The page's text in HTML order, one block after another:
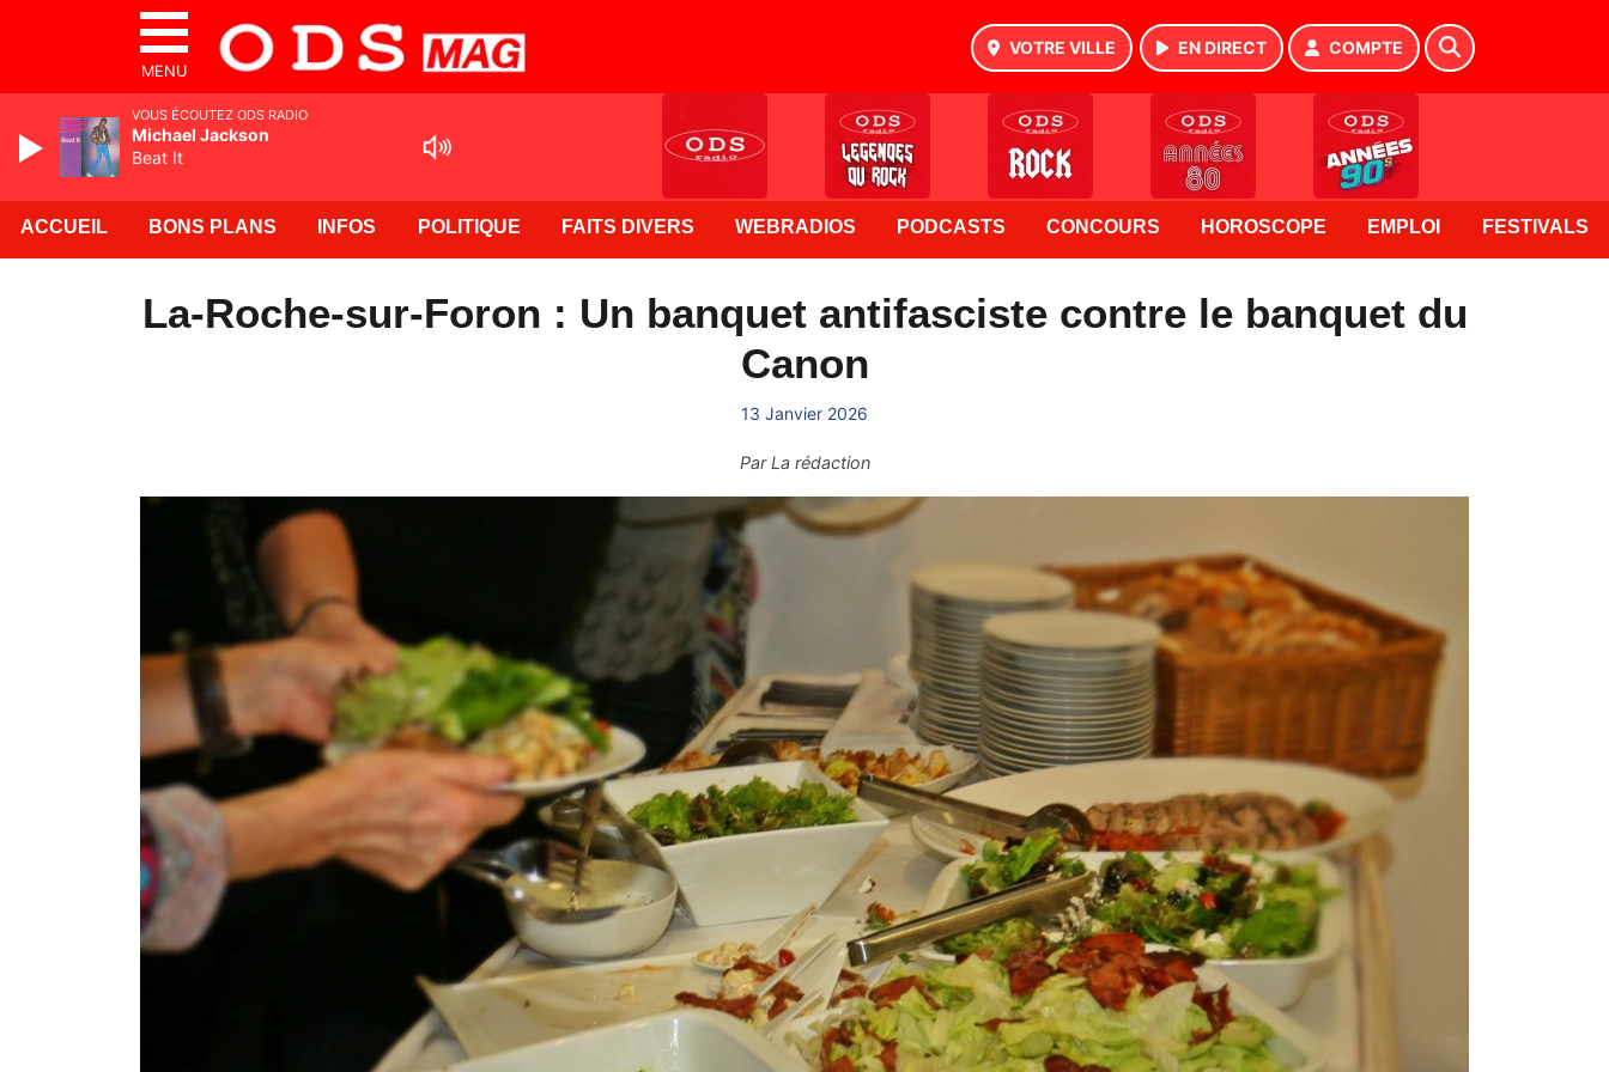
MENU
VOTRE VILLE EN DIRECT COMPTE
ACCUEIL BONS PLANS INFOS POLITIQUE FAITS DIVERS WEBRADIOS PODCASTS CONCOURS HOROSCOPE EMPLOI FESTIVALS
La-Roche-sur-Foron : Un banquet antifasciste contre le banquet du
Canon
13 Janvier 2026
ParLa rédaction
VOUS ÉCOUTEZ ODS RADIO
Michael Jackson
Beat It